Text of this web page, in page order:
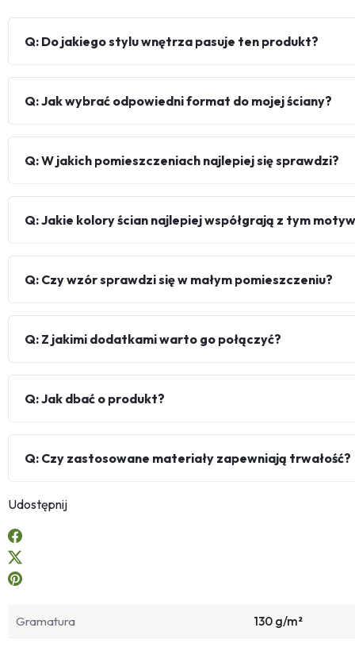
Q: Do jakiego stylu wnętrza pasuje ten produkt?
Q: Jak wybrać odpowiedni format do mojej ściany?
Q: W jakich pomieszczeniach najlepiej się sprawdzi?
Q: Jakie kolory ścian najlepiej współgrają z tym
Q: Czy wzór sprawdzi się w małym pomieszczeniu?
Q: Z jakimi dodatkami warto go połączyć?
Q: Jak dbać o produkt?
Q: Czy zastosowane materiały zapewniają trwałość?
Udostępnij
Gramatura 130 g/m²